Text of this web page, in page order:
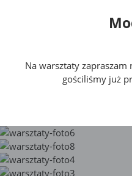
Na warsztaty
gościliśmy już